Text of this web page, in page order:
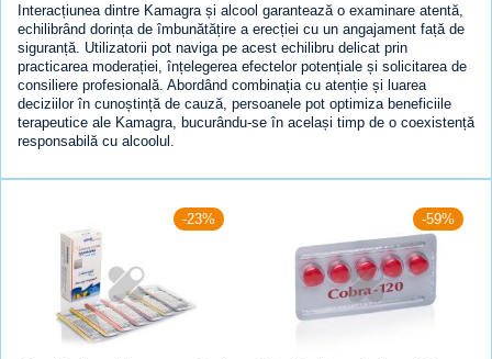
Interacțiunea dintre Kamagra și alcool garantează o examinare atentă,
echilibrând dorința de îmbunătățire a erecției cu un angajament față de
siguranță. Utilizatorii pot naviga pe acest echilibru delicat prin
practicarea moderației, înțelegerea efectelor potențiale și solicitarea de
consiliere profesională. Abordând combinația cu atenție și luarea
deciziilor în cunoștință de cauză, persoanele pot optimiza beneficiile
terapeutice ale Kamagra, bucurându-se în același timp de o coexistență
responsabilă cu alcoolul.
-23% -59%